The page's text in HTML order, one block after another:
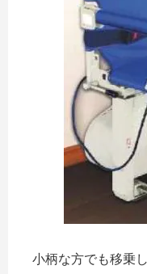
小柄な方でも移乗